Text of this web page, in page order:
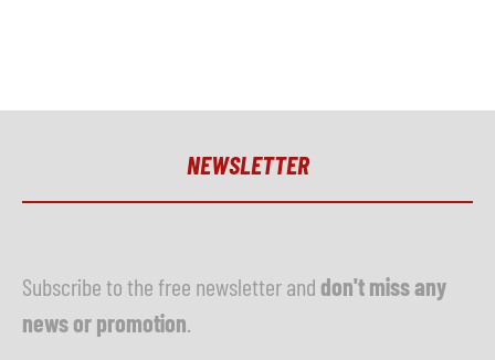
NEWSLETTER
Subscribe to the free newsletter and don't miss any
news or promotion